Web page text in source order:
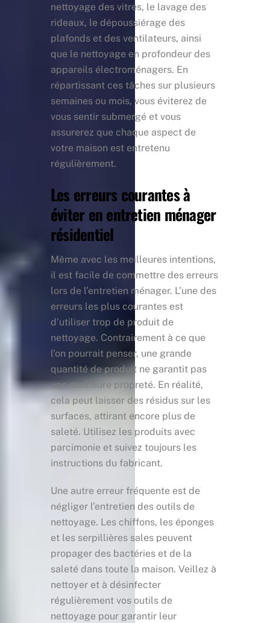
nettoyage des vitres, le lavage des
rideaux, le dépoussiérage des
plafonds et des ventilateurs, ainsi
que le nettoyage en profondeur des
appareils électroménagers. En
répartissant ces tâches sur plusieurs
semaines ou mois, vous éviterez de
vous sentir submergé et vous
assurerez que chaque aspect de
votre maison est entretenu
régulièrement.
Les erreurs courantes à
éviter en entretien ménager
résidentiel
Même avec les meilleures intentions,
il est facile de commettre des erreurs
lors de l’entretien ménager. L’une des
erreurs les plus courantes est
d’utiliser trop de produit de
nettoyage. Contrairement à ce que
l’on pourrait penser, une grande
quantité de produit ne garantit pas
une meilleure propreté. En réalité,
cela peut laisser des résidus sur les
surfaces, attirant encore plus de
saleté. Utilisez les produits avec
parcimonie et suivez toujours les
instructions du fabricant.
Une autre erreur fréquente est de
négliger l’entretien des outils de
nettoyage. Les chiffons, les éponges
et les serpillières sales peuvent
propager des bactéries et de la
saleté dans toute la maison. Veillez à
nettoyer et à désinfecter
régulièrement vos outils de
nettoyage pour garantir leur